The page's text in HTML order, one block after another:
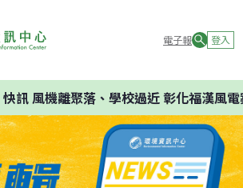
電子報 登入
快訊風機離聚落、學校過近 彰化福漢風電